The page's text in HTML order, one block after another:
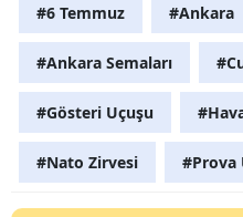
#6 Temmuz #Ankara
#Ankara Semaları
#Gösteri Uçuşu
#Nato Zirvesi #Prova